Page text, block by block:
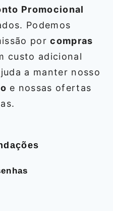
Promocional
Podemos
porcompras
custo adicional
a manter nosso
e nossas ofertas